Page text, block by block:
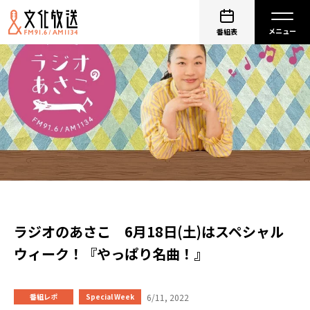
番組表
ラジオのあさこ 6月18日(土)はスペシャル
ウィーク！『やっぱり名曲！』
番組レポ Special Week 6/11, 2022